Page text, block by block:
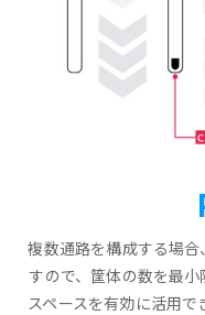
複数通路を構成する場
すので、筐体の数を最
スペースを有効に活用